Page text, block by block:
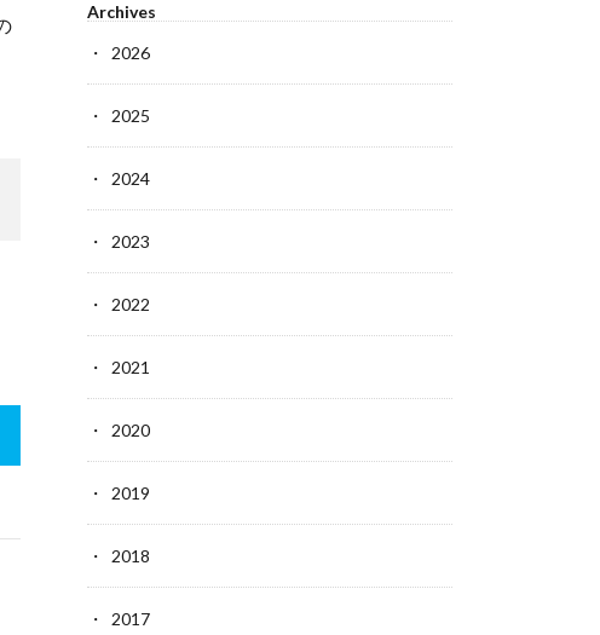
Archives
2026
2025
2024
2023
2022
2021
2020
2019
2018
2017